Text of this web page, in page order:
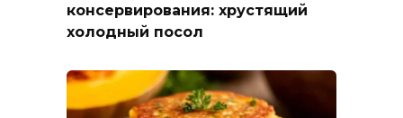
консервирования: хрустящий
холодный посол